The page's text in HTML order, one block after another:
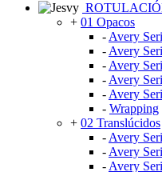
+ 01 Opacos
- Avery
- Avery
- Avery
- Avery
- Avery
- Wrapping
+ 02 Translúcidos
- Avery
- Avery
- Avery